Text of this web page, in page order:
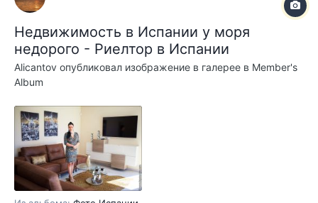
Недвижимость в Испании у моря
недорого - Риелтор в Испании
Alicantov опубликовал изображение в галерее в Member's
Album